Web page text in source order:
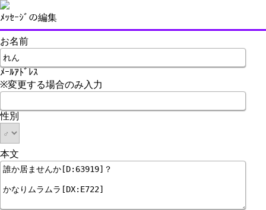
ﾒｯｾｰｼﾞの編集
お名前
ﾒｰﾙｱﾄﾞﾚｽ
※変更する場合のみ入力
性別
本文